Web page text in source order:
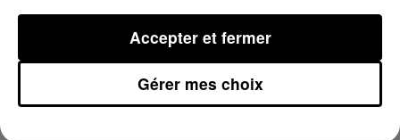
pu créer une explosion.
Une enquête a été ouverte pour déterminer les
Les pompiers de Mazamet, de Castres ou bien encore
Gérer mes choix
Accepter et fermer